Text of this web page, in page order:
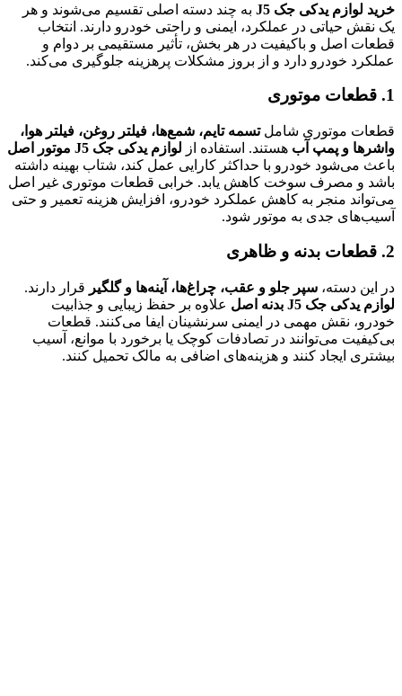
خرید لوازم یدکی جک J5
به چند دسته اصلی تقسیم می‌شوند و هر
یک نقش حیاتی در عملکرد، ایمنی و راحتی خودرو دارند. انتخاب
قطعات اصل و باکیفیت در هر بخش، تأثیر مستقیمی بر دوام و
عملکرد خودرو دارد و از بروز مشکلات پرهزینه جلوگیری می‌کند.
1. قطعات موتوری
قطعات موتوری شاملتسمه تایم، شمع‌ها، فیلتر روغن، فیلتر هوا،
واشرها و پمپ آب هستند. استفاده از لوازم یدکی جک J5 موتور اصل
باعث می‌شود خودرو با حداکثر کارایی عمل کند، شتاب بهینه داشته
باشد و مصرف سوخت کاهش یابد. خرابی قطعات موتوری غیر اصل
می‌تواند منجر به کاهش عملکرد خودرو، افزایش هزینه تعمیر و حتی
آسیب‌های جدی به موتور شود.
2. قطعات بدنه و ظاهری
در این دسته، سپر جلو و عقب، چراغ‌ها، آینه‌ها و گلگیر قرار دارند.
لوازم یدکی جک J5 بدنه اصل
علاوه بر حفظ زیبایی و جذابیت
خودرو، نقش مهمی در ایمنی سرنشینان ایفا می‌کنند. قطعات
بی‌کیفیت می‌توانند در تصادفات کوچک یا برخورد با موانع، آسیب
بیشتری ایجاد کنند و هزینه‌های اضافی به مالک تحمیل کنند.